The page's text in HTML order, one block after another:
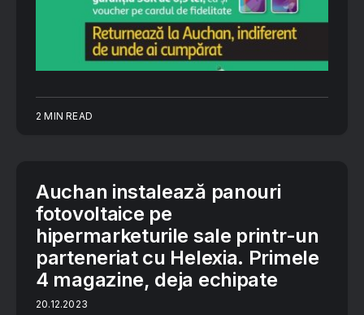
2 MIN READ
Auchan instalează panouri
fotovoltaice pe
hipermarketurile sale printr-un
parteneriat cu Helexia. Primele
4 magazine, deja echipate
20.12.2023